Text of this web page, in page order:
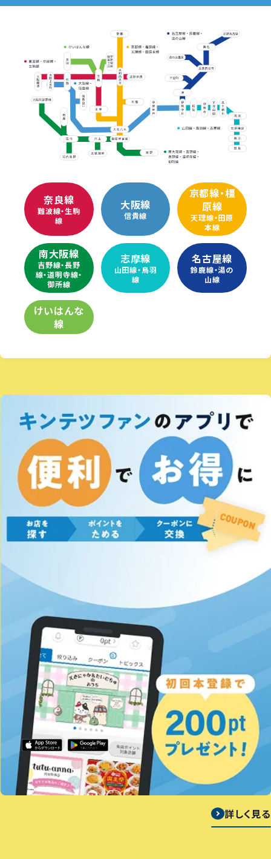
奈良線
難波線・生駒
線
大阪線
信貴線
京都線・橿
原線
天理線・田原
本線
南大阪線
吉野線・長野
線・道明寺線・
御所線
志摩線
山田線・鳥羽
線
名古屋線
鈴鹿線・湯の
山線
けいはんな
線
詳しく見る